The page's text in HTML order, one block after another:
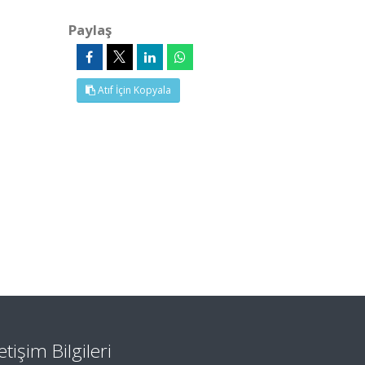
Paylaş
Atıf İçin Kopyala
Bilgileri